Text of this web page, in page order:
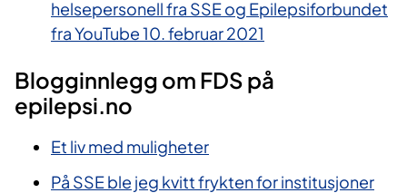
helsepersonell fra SSE og Epilepsiforbundet
fra YouTube 10. februar 2021
Blogginnlegg om FDS på
epilepsi.no
Et liv med muligheter
På SSE ble jeg kvitt frykten for institusjoner